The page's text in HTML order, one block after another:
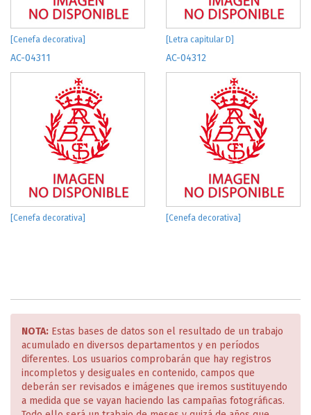
[Cenefa decorativa] [Letra capitular D]
AC-04311
[Cenefa decorativa]
AC-04312
[Cenefa decorativa]
NOTA: Estas bases de datos son el resultado de un trabajo
acumulado en diversos departamentos y en períodos
diferentes. Los usuarios comprobarán que hay registros
incompletos y desiguales en contenido, campos que
deberán ser revisados e imágenes que iremos sustituyendo
a medida que se vayan haciendo las campañas fotográficas.